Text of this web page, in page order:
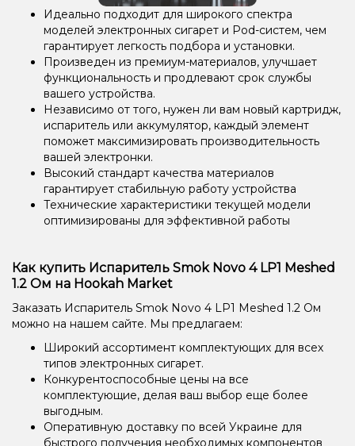
Идеально подходит для широкого спектра
моделей электронных сигарет и Pod-систем, чем
гарантирует легкость подбора и установки.
Произведен из премиум-материалов, улучшает
функциональность и продлевают срок службы
вашего устройства.
Независимо от того, нужен ли вам новый картридж,
испаритель или аккумулятор, каждый элемент
поможет максимизировать производительность
вашей электронки.
Высокий стандарт качества материалов
гарантирует стабильную работу устройства
Технические характеристики текущей модели
оптимизированы для эффективной работы
Как купить Испаритель Smok Novo 4 LP1 Meshed
1.2 Ом на Hookah Market
Заказать Испаритель Smok Novo 4 LP1 Meshed 1.2 Ом
можно на нашем сайте. Мы предлагаем:
Широкий ассортимент комплектующих для всех
типов электронных сигарет.
Конкурентоспособные цены на все
комплектующие, делая ваш выбор еще более
выгодным.
Оперативную доставку по всей Украине для
быстрого получения необходимых компонентов